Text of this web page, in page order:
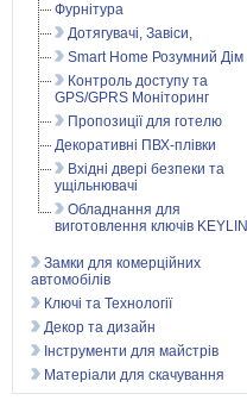
Фурнітура
Дотягувачі, Завіси,
Smart Home Розумний Дім
Контроль доступу та
GPS/GPRS Моніторинг
Пропозиції для готелю
Декоративні ПВХ-плівки
Вхідні двері безпеки та
ущільнювачі
Обладнання для
виготовлення ключів
Замки для комерційних
автомобілів
Ключі та Технології
Декор та дизайн
Інструменти для майстрів
Матеріали для скачування